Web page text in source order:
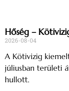
Hőség –
2026-08-04
A Kötivizig
júliusban területi
hullott.